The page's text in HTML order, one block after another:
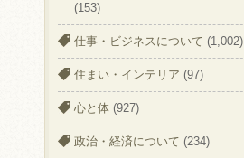
(153)
仕事・ビジネスについて (1,002)
住まい・インテリア (97)
心と体 (927)
政治・経済について (234)